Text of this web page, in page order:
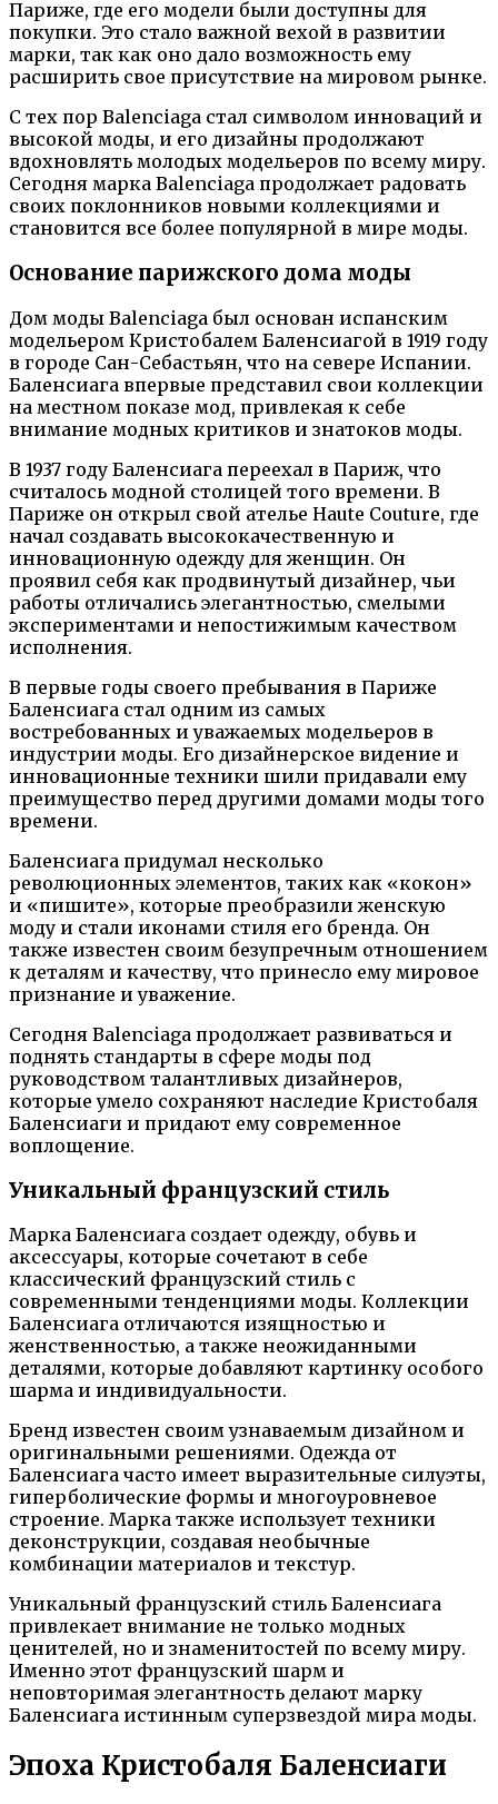
Париже, где его модели были доступны для
покупки. Это стало важной вехой в развитии
марки, так как оно дало возможность ему
расширить свое присутствие на мировом рынке.
С тех пор Balenciaga стал символом инноваций и
высокой моды, и его дизайны продолжают
вдохновлять молодых модельеров по всему миру.
Сегодня марка Balenciaga продолжает радовать
своих поклонников новыми коллекциями и
становится все более популярной в мире моды.
Основание парижского дома моды
Дом моды Balenciaga был основан испанским
модельером Кристобалем Баленсиагой в 1919 году
в городе Сан-Себастьян, что на севере Испании.
Баленсиага впервые представил свои коллекции
на местном показе мод, привлекая к себе
внимание модных критиков и знатоков моды.
В 1937 году Баленсиага переехал в Париж, что
считалось модной столицей того времени. В
Париже он открыл свой ателье Haute Couture, где
начал создавать высококачественную и
инновационную одежду для женщин. Он
проявил себя как продвинутый дизайнер, чьи
работы отличались элегантностью, смелыми
экспериментами и непостижимым качеством
исполнения.
В первые годы своего пребывания в Париже
Баленсиага стал одним из самых
востребованных и уважаемых модельеров в
индустрии моды. Его дизайнерское видение и
инновационные техники шили придавали ему
преимущество перед другими домами моды того
времени.
Баленсиага придумал несколько
революционных элементов, таких как «кокон»
и «пишите», которые преобразили женскую
моду и стали иконами стиля его бренда. Он
также известен своим безупречным отношением
к деталям и качеству, что принесло ему мировое
признание и уважение.
Сегодня Balenciaga продолжает развиваться и
поднять стандарты в сфере моды под
руководством талантливых дизайнеров,
которые умело сохраняют наследие Кристобаля
Баленсиаги и придают ему современное
воплощение.
Уникальный французский стиль
Марка Баленсиага создает одежду, обувь и
аксессуары, которые сочетают в себе
классический французский стиль с
современными тенденциями моды. Коллекции
Баленсиага отличаются изящностью и
женственностью, а также неожиданными
деталями, которые добавляют картинку особого
шарма и индивидуальности.
Бренд известен своим узнаваемым дизайном и
оригинальными решениями. Одежда от
Баленсиага часто имеет выразительные силуэты,
гиперболические формы и многоуровневое
строение. Марка также использует техники
деконструкции, создавая необычные
комбинации материалов и текстур.
Уникальный французский стиль Баленсиага
привлекает внимание не только модных
ценителей, но и знаменитостей по всему миру.
Именно этот французский шарм и
неповторимая элегантность делают марку
Баленсиага истинным суперзвездой мира моды.
Эпоха Кристобаля Баленсиаги